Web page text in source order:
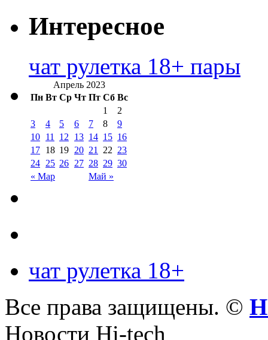
Интересное
чат рулетка 18+ пары
Апрель 2023
Пн Вт Ср Чт Пт Сб Вс
« Мар Май »
1
2
3
4 5 6 7 8
9
10 11 12 13 14 15 16
17 18 19 20 21 22 23
24 25 26 27 28 29 30
чат рулетка 18+
Все права защищены. ©
Новости Hi-tech